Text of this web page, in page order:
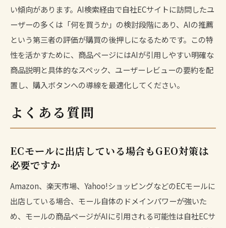
い傾向があります。AI検索経由で自社ECサイトに訪問したユ
ーザーの多くは「何を買うか」の検討段階にあり、AIの推薦
という第三者の評価が購買の後押しになるためです。この特
性を活かすために、商品ページにはAIが引用しやすい明確な
商品説明と具体的なスペック、ユーザーレビューの要約を配
置し、購入ボタンへの導線を最適化してください。
よくある質問
ECモールに出店している場合もGEO対策は
必要ですか
Amazon、楽天市場、Yahoo!ショッピングなどのECモールに
出店している場合、モール自体のドメインパワーが強いた
め、モールの商品ページがAIに引用される可能性は自社ECサ